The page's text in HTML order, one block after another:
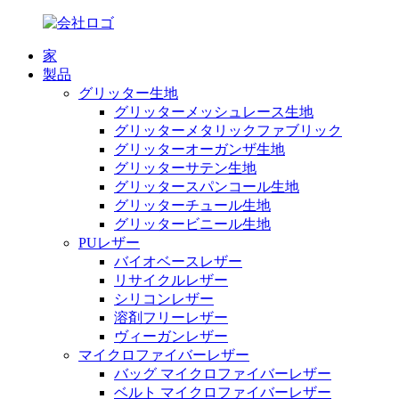
家
製品
グリッター生地
グリッターメッシュレース生地
グリッターメタリックファブリック
グリッターオーガンザ生地
グリッターサテン生地
グリッタースパンコール生地
グリッターチュール生地
グリッタービニール生地
PUレザー
バイオベースレザー
リサイクルレザー
シリコンレザー
溶剤フリーレザー
ヴィーガンレザー
マイクロファイバーレザー
バッグ マイクロファイバーレザー
ベルト マイクロファイバーレザー